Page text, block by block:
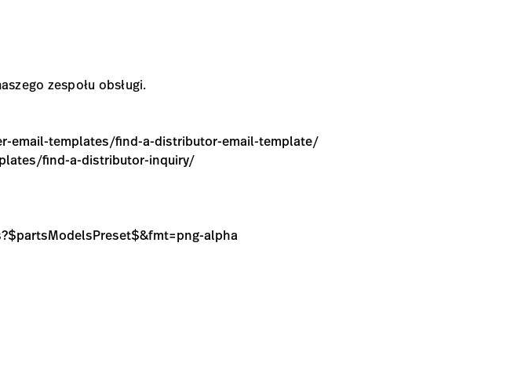
zespołu obsługi.
email-templates/find-a-distributor-email-template/
find-a-distributor-inquiry/
alpha